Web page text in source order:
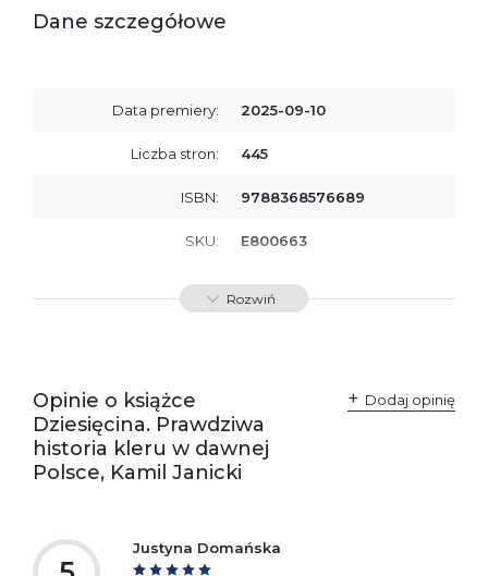
Dane szczegółowe
Data premiery: 2025-09-10
Liczba stron: 445
ISBN: 9788368576689
SKU: E800663
Rozwiń
Opinie o książce
Dziesięcina. Prawdziwa
historia kleru w dawnej
Polsce, Kamil Janicki
Dodaj opinię
Justyna Domańska